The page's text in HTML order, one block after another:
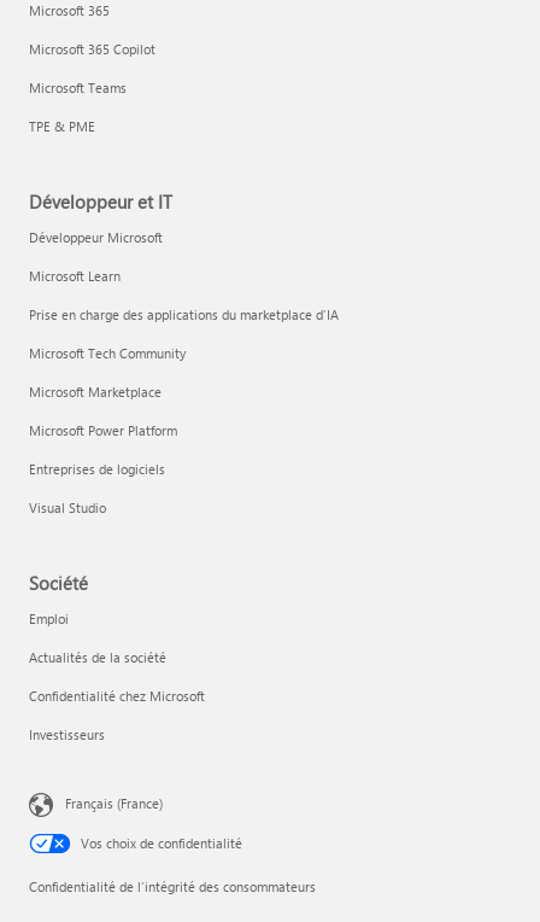
Microsoft 365
Microsoft 365 Copilot
Microsoft Teams
TPE & PME
Développeur et IT
Développeur Microsoft
Microsoft Learn
Prise en charge des applications du marketplace d’IA
Microsoft Tech Community
Microsoft Marketplace
Microsoft Power Platform
Entreprises de logiciels
Visual Studio
Société
Emploi
Actualités de la société
Confidentialité chez Microsoft
Investisseurs
Français (France)
Vos choix de confidentialité
Confidentialité de l’intégrité des consommateurs